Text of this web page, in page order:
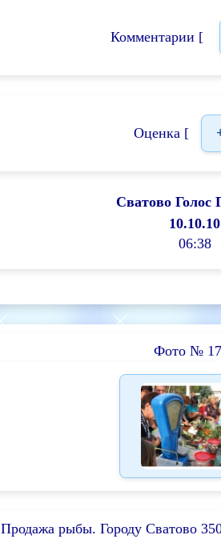
Комментарии [
Оценка [
Сватово Голос
10.10.10
06:38
Фото №
Продажа рыбы. Городу Сватово